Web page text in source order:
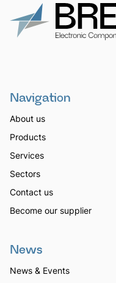
Navigation
About us
Products
Services
Sectors
Contact us
Become our supplier
News
News & Events